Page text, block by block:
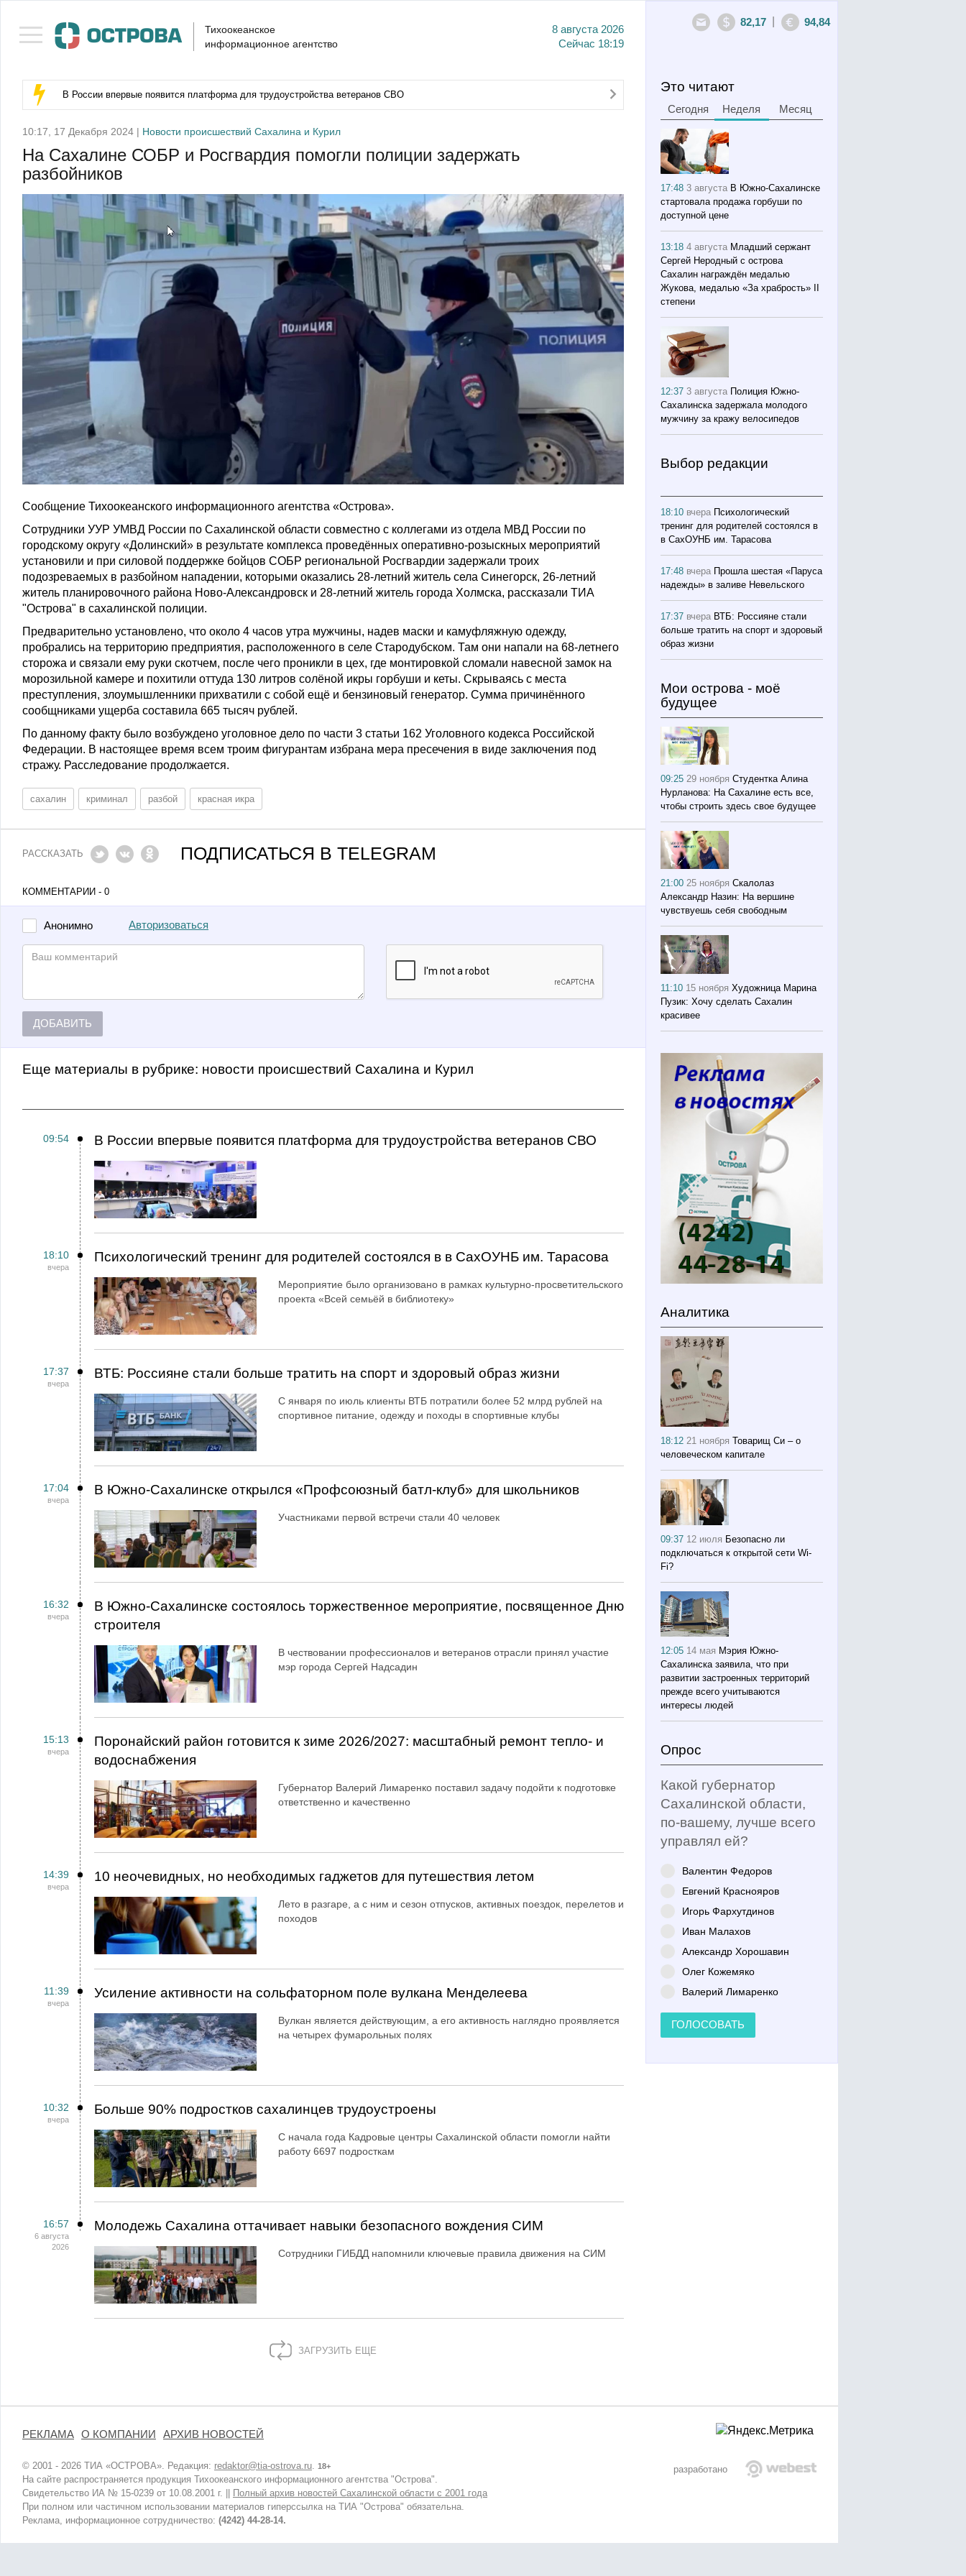
Тихоокеанское
информационное агентство
8 августа 2026
Сейчас 18:19
82,17 94,84
В России впервые появится платформа для трудоустройства ветеранов СВО
10:17, 17 Декабря 2024 | Новости происшествий Сахалина и Курил
На Сахалине СОБР и Росгвардия помогли полиции задержать
разбойников
Сообщение Тихоокеанского информационного агентства «Острова».
Сотрудники УУР УМВД России по Сахалинской области совместно с коллегами из отдела МВД России по
городскому округу «Долинский» в результате комплекса проведённых оперативно-розыскных мероприятий
установили и при силовой поддержке бойцов СОБР региональной Росгвардии задержали троих
подозреваемых в разбойном нападении, которыми оказались 28-летний житель села Синегорск, 26-летний
житель планировочного района Ново-Александровск и 28-летний житель города Холмска, рассказали ТИА
"Острова" в сахалинской полиции.
Предварительно установлено, что около 4 часов утра мужчины, надев маски и камуфляжную одежду,
пробрались на территорию предприятия, расположенного в селе Стародубском. Там они напали на 68-летнего
сторожа и связали ему руки скотчем, после чего проникли в цех, где монтировкой сломали навесной замок на
морозильной камере и похитили оттуда 130 литров солёной икры горбуши и кеты. Скрываясь с места
преступления, злоумышленники прихватили с собой ещё и бензиновый генератор. Сумма причинённого
сообщниками ущерба составила 665 тысяч рублей.
По данному факту было возбуждено уголовное дело по части 3 статьи 162 Уголовного кодекса Российской
Федерации. В настоящее время всем троим фигурантам избрана мера пресечения в виде заключения под
стражу. Расследование продолжается.
сахалин криминал разбой красная икра
РАССКАЗАТЬ ПОДПИСАТЬСЯ В TELEGRAM
КОММЕНТАРИИ - 0
Анонимно Авторизоваться
ДОБАВИТЬ
Еще материалы в рубрике: Новости происшествий Сахалина и Курил
09:54 В России впервые появится платформа для трудоустройства ветеранов СВО
18:10
вчера
Психологический тренинг для родителей состоялся в в СахОУНБ им. Тарасова
Мероприятие было организовано в рамках культурно-просветительского
проекта «Всей семьёй в библиотеку»
17:37
вчера
ВТБ: Россияне стали больше тратить на спорт и здоровый образ жизни
С января по июль клиенты ВТБ потратили более 52 млрд рублей на
спортивное питание, одежду и походы в спортивные клубы
17:04
вчера
В Южно-Сахалинске открылся «Профсоюзный батл-клуб» для школьников
Участниками первой встречи стали 40 человек
16:32
вчера
В Южно-Сахалинске состоялось торжественное мероприятие, посвященное Дню
строителя
В чествовании профессионалов и ветеранов отрасли принял участие
мэр города Сергей Надсадин
15:13
вчера
Поронайский район готовится к зиме 2026/2027: масштабный ремонт тепло- и
водоснабжения
Губернатор Валерий Лимаренко поставил задачу подойти к подготовке
ответственно и качественно
14:39
вчера
10 неочевидных, но необходимых гаджетов для путешествия летом
Лето в разгаре, а с ним и сезон отпусков, активных поездок, перелетов и
походов
11:39
вчера
Усиление активности на сольфаторном поле вулкана Менделеева
Вулкан является действующим, а его активность наглядно проявляется
на четырех фумарольных полях
10:32
вчера
Больше 90% подростков сахалинцев трудоустроены
С начала года Кадровые центры Сахалинской области помогли найти
работу 6697 подросткам
16:57
6 августа
2026
Молодежь Сахалина оттачивает навыки безопасного вождения СИМ
Сотрудники ГИБДД напомнили ключевые правила движения на СИМ
ЗАГРУЗИТЬ ЕЩЕ
Это читают
Сегодня Неделя Месяц
17:483 августа В Южно-Сахалинске
стартовала продажа горбуши по
доступной цене
13:184 августа Младший сержант
Сергей Неродный с острова
Сахалин награждён медалью
Жукова, медалью «За храбрость» II
степени
12:373 августа Полиция Южно-
Сахалинска задержала молодого
мужчину за кражу велосипедов
Выбор редакции
18:10 вчера Психологический
тренинг для родителей состоялся в
в СахОУНБ им. Тарасова
17:48 вчера Прошла шестая «Паруса
надежды» в заливе Невельского
17:37 вчера ВТБ: Россияне стали
больше тратить на спорт и здоровый
образ жизни
Мои острова - моё
будущее
09:2529 ноября Студентка Алина
Нурланова: На Сахалине есть все,
чтобы строить здесь свое будущее
21:0025 ноября Скалолаз
Александр Назин: На вершине
чувствуешь себя свободным
11:10 15 ноября Художница Марина
Пузик: Хочу сделать Сахалин
красивее
Аналитика
18:1221 ноября Товарищ Си – о
человеческом капитале
09:37 12 июля Безопасно ли
подключаться к открытой сети Wi-
Fi?
12:05 14 мая Мэрия Южно-
Сахалинска заявила, что при
развитии застроенных территорий
прежде всего учитываются
интересы людей
Опрос
Какой губернатор
Сахалинской области,
по-вашему, лучше всего
управлял ей?
Валентин Федоров
Евгений Краснояров
Игорь Фархутдинов
Иван Малахов
Александр Хорошавин
Олег Кожемяко
Валерий Лимаренко
ГОЛОСОВАТЬ
РЕКЛАМА О КОМПАНИИ АРХИВ НОВОСТЕЙ
© 2001 - 2026 ТИА «ОСТРОВА». Редакция: redaktor@tia-ostrova.ru 18+
На сайте распространяется продукция Тихоокеанского информационного агентства "Острова".
Свидетельство ИА № 15-0239 от 10.08.2001 г. ||
Полный архив новостей Сахалинской области с 2001 года
При полном или частичном использовании материалов гиперссылка на ТИА "Острова" обязательна.
Реклама, информационное сотрудничество: (4242) 44-28-14.
разработано